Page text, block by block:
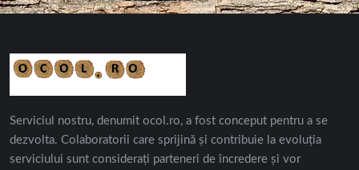
Serviciul nostru, denumit ocol.ro, a fost conceput pentru a se
dezvolta. Colaboratorii care sprijină și contribuie la evoluția
serviciului sunt considerați parteneri de încredere și vor